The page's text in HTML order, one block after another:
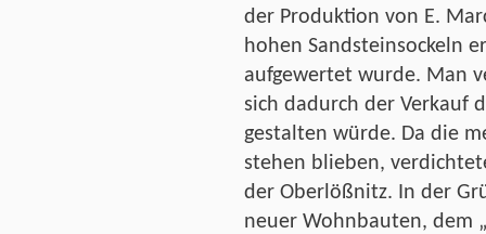
der Produktion von E.
hohen Sandsteinsockeln
aufgewertet wurde. Man
sich dadurch der Verkauf
gestalten würde. Da die
stehen blieben,
der Oberlößnitz. In der
neuer Wohnbauten, dem